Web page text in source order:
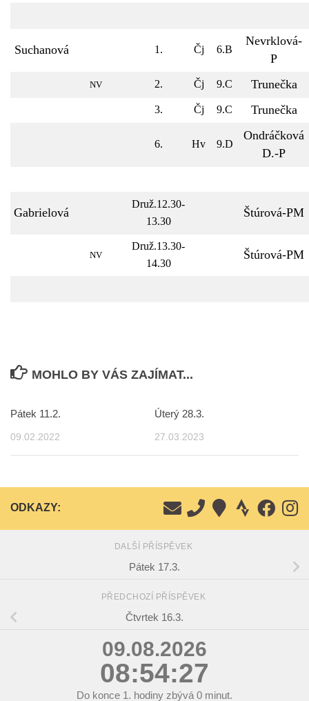
Suchanová 1. Čj 6.B
Nevrklová-
P
NV 2. Čj 9.C Trunečka
3. Čj 9.C Trunečka
6. Hv 9.D
Ondráčková
D.-P
Gabrielová
Druž.12.30-
13.30
Štúrová-PM
NV
Druž.13.30-
14.30
Štúrová-PM
MOHLO BY VÁS ZAJÍMAT...
Pátek 11.2.
09.02.2022
Úterý 28.3.
27.03.2023
ODKAZY:
DALŠÍ PŘÍSPĚVEK
Pátek 17.3.
PŘEDCHOZÍ PŘÍSPĚVEK
Čtvrtek 16.3.
09.08.2026
08:54:28
Do konce 1. hodiny zbývá 0 minut.